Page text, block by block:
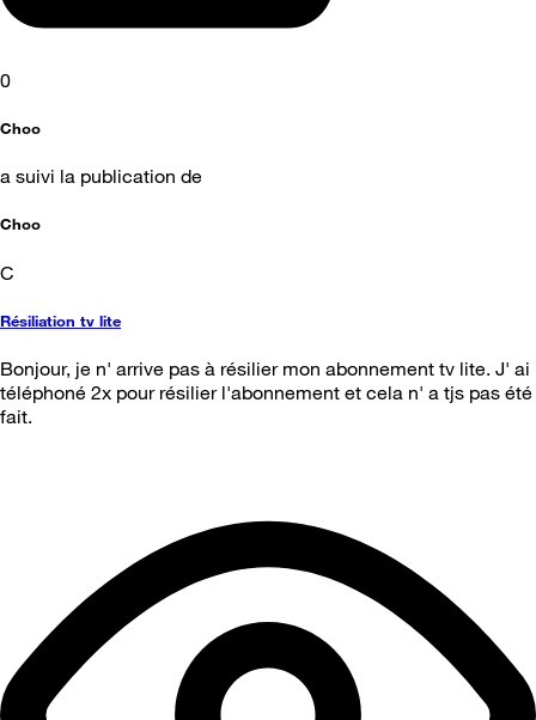
0
Choo
a suivi la publication de
Choo
C
Résiliation tv lite
Bonjour, je n' arrive pas à résilier mon abonnement tv lite. J' ai
téléphoné 2x pour résilier l'abonnement et cela n' a tjs pas été
fait.